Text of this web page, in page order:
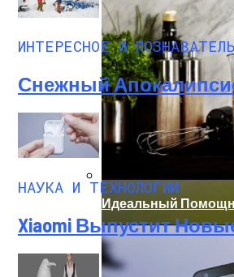
Ученые Назвали
Идеальный
ИНТЕРЕСНОЕ И
Снежный
НАУКА И ТЕХНОЛОГИИ
Xiaomi Выпустит